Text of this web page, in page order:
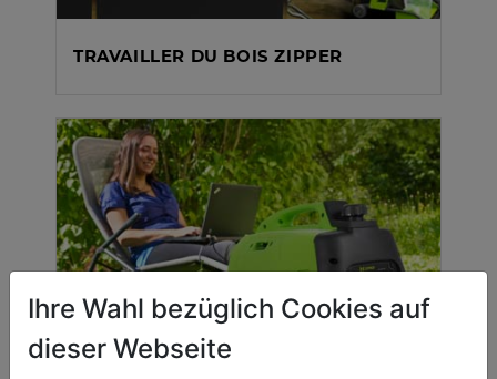
TRAVAILLER DU BOIS ZIPPER
Ihre Wahl bezüglich Cookies auf
dieser Webseite